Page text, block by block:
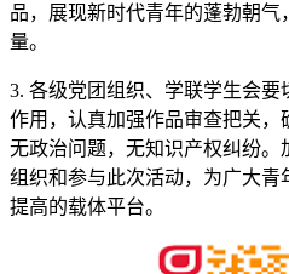
品，展现新时代青年的蓬勃朝
量。
3. 各级党团组织、学联学生会
作用，认真加强作品审查把关，
无政治问题，无知识产权纠纷
组织和参与此次活动，为广大
提高的载体平台。